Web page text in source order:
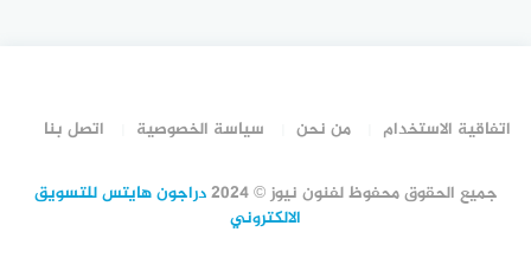
اتفاقية الاستخدام من نحن سياسة الخصوصية اتصل بنا
جميع الحقوق محفوظ لفنون نيوز © 2024
دراجون هايتس للتسويق
الالكتروني